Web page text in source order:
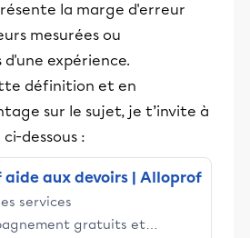
la marge d'erreur
mesurées ou
expérience.
définition et en
sur le sujet, je t’invite à
dessous :
aux devoirs | Alloprof
services
gratuits et